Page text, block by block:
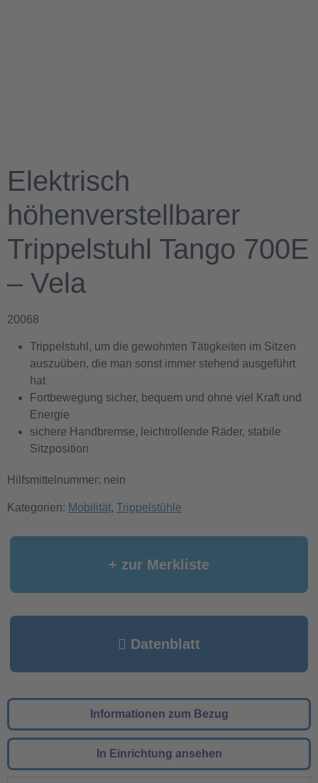
Elektrisch
höhenverstellbarer
Trippelstuhl Tango 700E
– Vela
20068
Trippelstuhl, um die gewohnten Tätigkeiten im Sitzen
auszuüben, die man sonst immer stehend ausgeführt
hat
Fortbewegung sicher, bequem und ohne viel Kraft und
Energie
sichere Handbremse, leichtrollende Räder, stabile
Sitzposition
Hilfsmittelnummer: nein
Kategorien: Mobilität, Trippelstühle
+ zur Merkliste
Datenblatt
Informationen zum Bezug
In Einrichtung ansehen